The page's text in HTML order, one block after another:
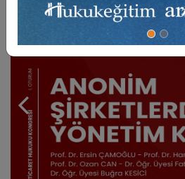
Tüketici Hukuku Enstitüsü